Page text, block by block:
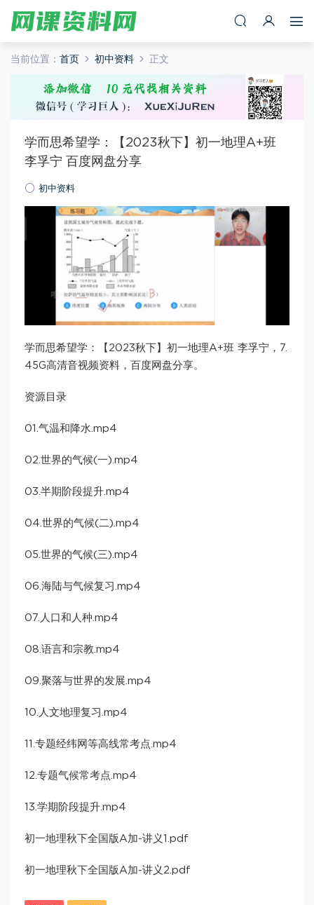
当前位置： 首页 初中资料 正文
学而思希望学：【2023秋下】初一地理A+班
李孚宁 百度网盘分享
初中资料
学而思希望学：【2023秋下】初一地理A+班 李孚宁，7.
45G高清音视频资料，百度网盘分享。
资源目录
01.气温和降水.mp4
02.世界的气候(一).mp4
03.半期阶段提升.mp4
04.世界的气候(二).mp4
05.世界的气候(三).mp4
06.海陆与气候复习.mp4
07.人口和人种.mp4
08.语言和宗教.mp4
09.聚落与世界的发展.mp4
10.人文地理复习.mp4
11.专题经纬网等高线常考点.mp4
12.专题气候常考点.mp4
13.学期阶段提升.mp4
初一地理秋下全国版A加-讲义1.pdf
初一地理秋下全国版A加-讲义2.pdf